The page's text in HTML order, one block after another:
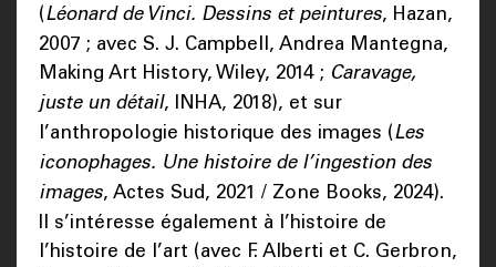
(Léonard de Vinci. Dessins et peintures, Hazan,
2007 ; avec S. J. Campbell, Andrea Mantegna,
Making Art History, Wiley, 2014 ; Caravage,
juste un détail, INHA, 2018), et sur
l’anthropologie historique des images (Les
iconophages. Une histoire de l’ingestion des
images, Actes Sud, 2021 / Zone Books, 2024).
Il s’intéresse également à l’histoire de
l’histoire de l’art (avec F. Alberti et C. Gerbron,